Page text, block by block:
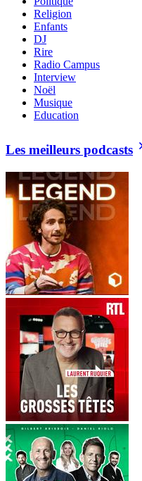
Religion
Enfants
DJ
Rire
Radio Campus
Interview
Noël
Musique
Education
Les meilleurs podcasts